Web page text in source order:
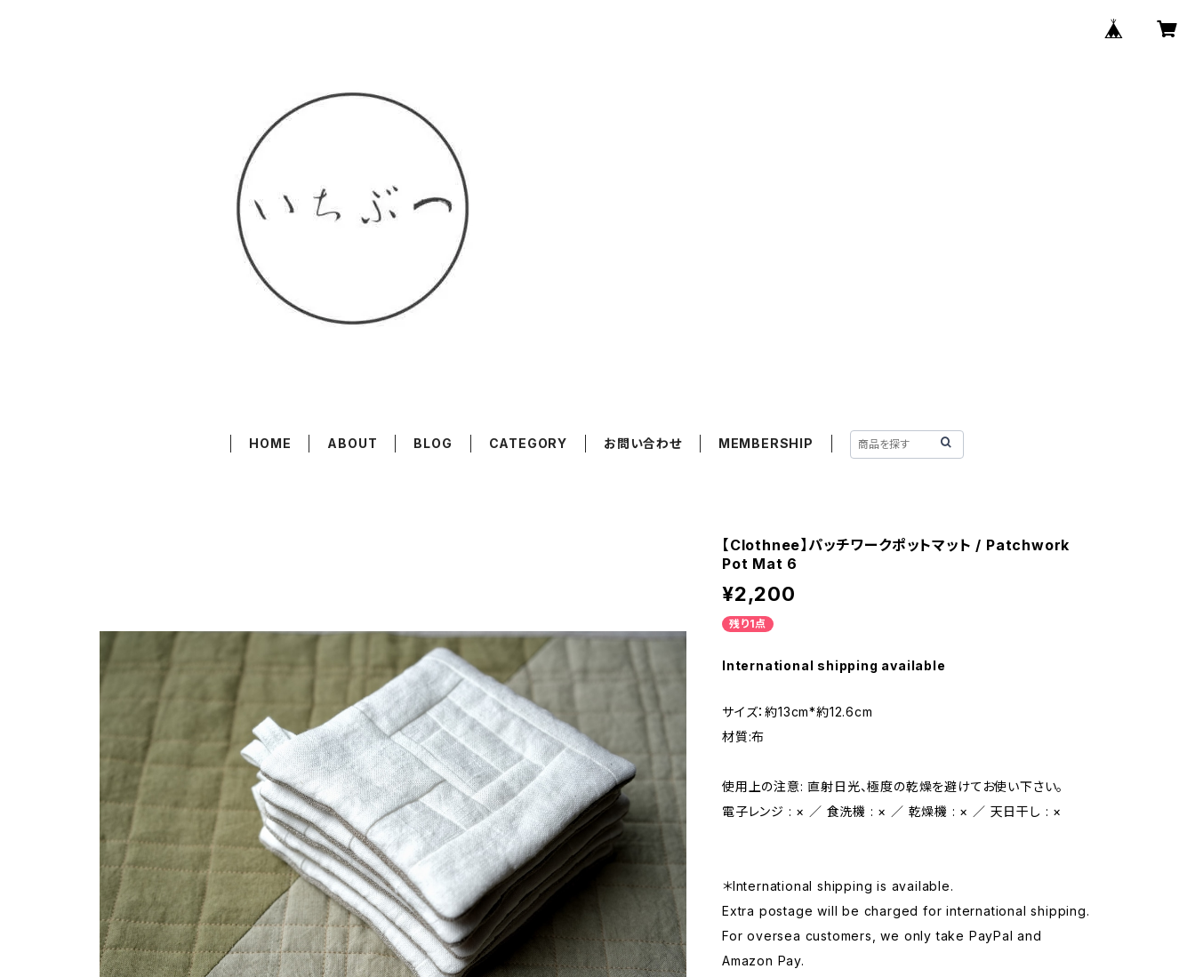
HOME ABOUT BLOG CATEGORY お問い合わせ MEMBERSHIP
【Clothnee】パッチワークポットマット / Patchwork
Pot Mat 6
¥2,200
残り1点
International shipping available
サイズ：約13cm*約12.6cm
材質:布
使用上の注意: 直射日光、極度の乾燥を避けてお使い下さい。
電子レンジ : × ／ 食洗機 : × ／ 乾燥機 : × ／ 天日干し : ×
＊International shipping is available.
Extra postage will be charged for international shipping.
For oversea customers, we only take PayPal and
Amazon Pay.